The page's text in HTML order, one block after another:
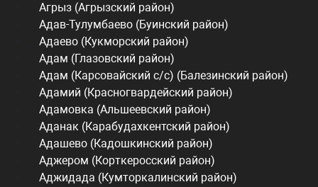
Агрыз (Агрызский район)
Адав-Тулумбаево (Буинский район)
Адаево (Кукморский район)
Адам (Глазовский район)
Адам (Карсовайский с/с) (Балезинский район)
Адамий (Красногвардейский район)
Адамовка (Альшеевский район)
Аданак (Карабудахкентский район)
Адашево (Кадошкинский район)
Аджером (Корткеросский район)
Аджидада (Кумторкалинский район)